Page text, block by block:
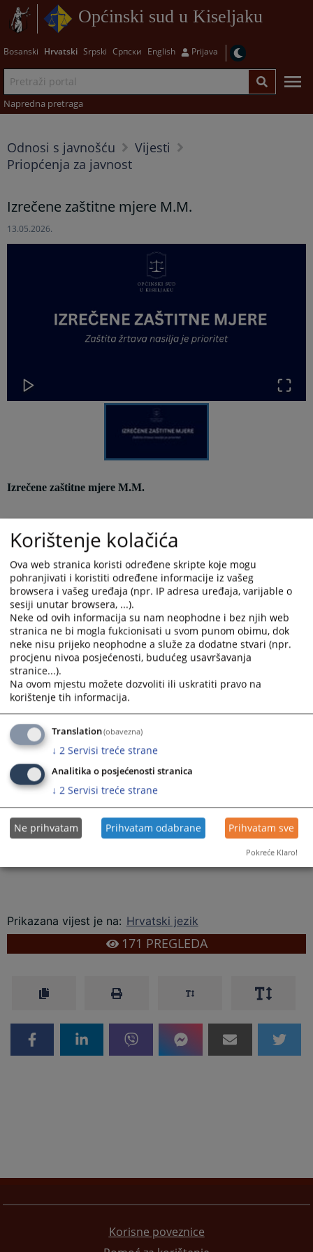
Općinski sud u Kiseljaku
Bosanski Hrvatski Srpski Српски English Prijava
Napredna pretraga
Odnosi s javnošću
Vijesti
Priopćenja za javnost
Izrečene zaštitne mjere M.M.
13.05.2026.
Izrečene zaštitne mjere M.M.
Općinski sud u Kiseljaku je dana 12.05.2026. godine donio rješenje
kojim su M.M. iz G. određene zaštitne mjere:
I- Zabrana približavanja žrtvi nasilja u porodici M.N.,na bilo
kojem području na udaljenosti manjoj od 100 metara.
II – Zabrana komunikacije, uznemiravanja i uhođenja žrtve
nasilja u porodici M.N.
III- Zaštitne mjere iz stava I i II izreke ovog rješenja se izriču u
trajanju od 2 (dva) mjeseca od dana donošenja rješenja.
Navedene zaštitne mjere su izrečene, jer postoje osnovi
sumnje da je M.M. iz G.počinio
člana 9. stav 1. tačka a), b), č), i d) Zakona o zaštiti od nasilja u
porodici i nasilja prema ženama u FBiH.
Prikazana vijest je na: Hrvatski jezik
171 PREGLEDA
Korisne poveznice
Korištenje kolačića
Ova web stranica koristi određene skripte koje mogu
pohranjivati i koristiti određene informacije iz vašeg
browsera i vašeg uređaja (npr. IP adresa uređaja, varijable o
sesiji unutar browsera, ...).
Neke od ovih informacija su nam neophodne i bez njih web
stranica ne bi mogla fukcionisati u svom punom obimu, dok
neke nisu prijeko neophodne a služe za dodatne stvari (npr.
procjenu nivoa posjećenosti, budućeg usavršavanja
stranice...).
Na ovom mjestu možete dozvoliti ili uskratiti pravo na
korištenje tih informacija.
Translation(obavezna)
↓ 2 Servisi treće strane
Analitika o posjećenosti stranica
↓ 2 Servisi treće strane
Ne prihvatam Prihvatam odabrane Prihvatam sve
Pokreće Klaro!